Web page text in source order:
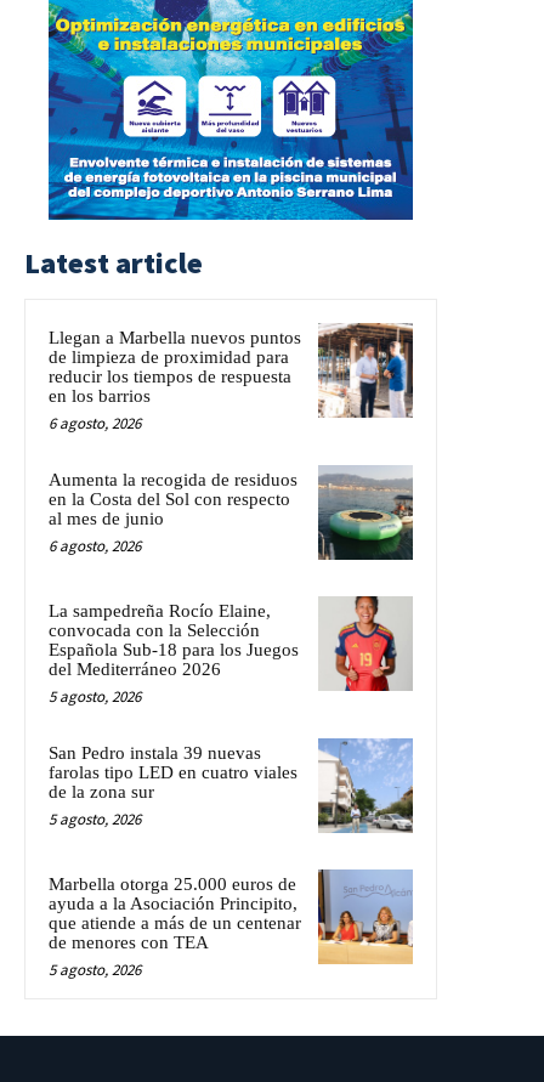
Latest article
Llegan a Marbella nuevos puntos
de limpieza de proximidad para
reducir los tiempos de respuesta
en los barrios
6 agosto, 2026
Aumenta la recogida de residuos
en la Costa del Sol con respecto
al mes de junio
6 agosto, 2026
La sampedreña Rocío Elaine,
convocada con la Selección
Española Sub-18 para los Juegos
del Mediterráneo 2026
5 agosto, 2026
San Pedro instala 39 nuevas
farolas tipo LED en cuatro viales
de la zona sur
5 agosto, 2026
Marbella otorga 25.000 euros de
ayuda a la Asociación Principito,
que atiende a más de un centenar
de menores con TEA
5 agosto, 2026